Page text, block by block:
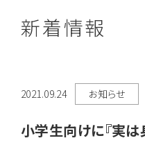
新着情報
2021.09.24 お知らせ
小学生向けに『実